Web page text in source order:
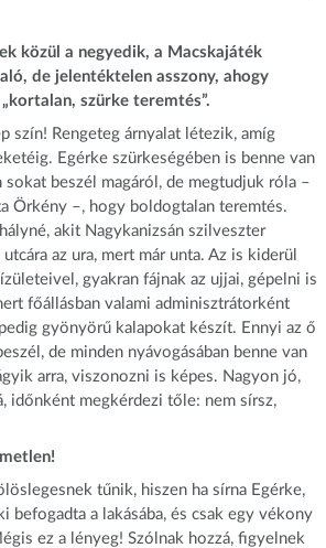
közül a negyedik, a Macskajáték
de jelentéktelen asszony, ahogy
szürke teremtés”.
szín! Rengeteg árnyalat létezik, amíg
Egérke szürkeségében is benne van
sokat beszél magáról, de megtudjuk róla –
Örkény –, hogy boldogtalan teremtés.
akit Nagykanizsán szilveszter
az ura, mert már unta. Az is kiderül
gyakran fájnak az ujjai, gépelni is
főállásban valami adminisztrátorként
gyönyörű kalapokat készít. Ennyi az ő
de minden nyávogásában benne van
arra, viszonozni is képes. Nagyon jó,
időnként megkérdezi tőle: nem sírsz,
tűnik, hiszen ha sírna Egérke,
befogadta a lakásába, és csak egy vékony
ez a lényeg! Szólnak hozzá, figyelnek